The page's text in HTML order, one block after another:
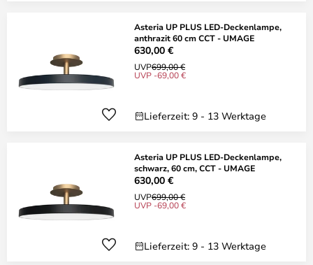
Asteria UP PLUS LED-Deckenlampe,
anthrazit 60 cm CCT - UMAGE
630,00 €
UVP699,00 €
UVP -69,00 €
Lieferzeit: 9 - 13 Werktage
Asteria UP PLUS LED-Deckenlampe,
schwarz, 60 cm, CCT - UMAGE
630,00 €
UVP699,00 €
UVP -69,00 €
Lieferzeit: 9 - 13 Werktage